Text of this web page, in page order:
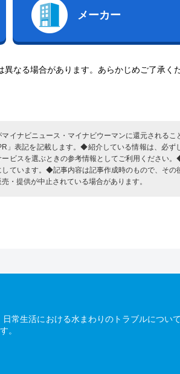
メーカー
なる場合があります。あらかじめご了承くだ
イナビニュース・マイナビウーマンに還元される
」表記を記載します。◆紹介している情報は、必ず
ビスを選ぶときの参考情報としてご利用ください
ています。◆記事内容は記事作成時のもので、その
・提供が中止されている場合があります。
常生活における水まわりのトラブルについ
。